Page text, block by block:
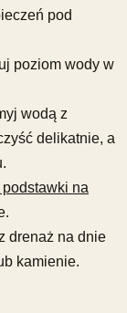
pod
poziom wody w
wodą z
delikatnie, a
na
drenaż na dnie
kamienie.